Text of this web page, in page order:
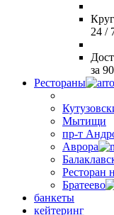
24 /
за
Рестораны
Мытищи
пр-т
Аврора
Ресторан
Братеево
банкеты
кейтеринг